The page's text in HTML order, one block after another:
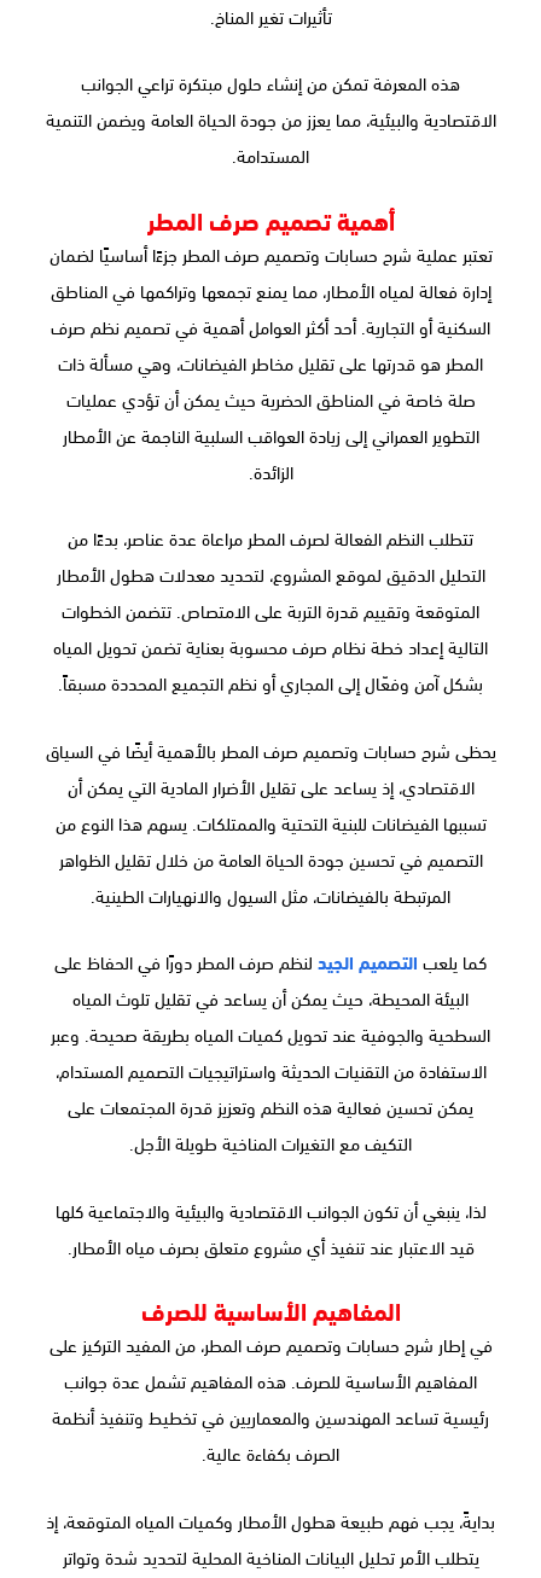
تأثيرات تغير المناخ.
هذه المعرفة تمكن من إنشاء حلول مبتكرة تراعي الجوانب
الاقتصادية والبيئية، مما يعزز من جودة الحياة العامة ويضمن التنمية
المستدامة.
أهمية تصميم صرف المطر
تعتبر عملية شرح حسابات وتصميم صرف المطر جزءًا أساسيًا لضمان
إدارة فعالة لمياه الأمطار، مما يمنع تجمعها وتراكمها في المناطق
السكنية أو التجارية. أحد أكثر العوامل أهمية في تصميم نظم صرف
المطر هو قدرتها على تقليل مخاطر الفيضانات، وهي مسألة ذات
صلة خاصة في المناطق الحضرية حيث يمكن أن تؤدي عمليات
التطوير العمراني إلى زيادة العواقب السلبية الناجمة عن الأمطار
الزائدة.
تتطلب النظم الفعالة لصرف المطر مراعاة عدة عناصر، بدءًا من
التحليل الدقيق لموقع المشروع، لتحديد معدلات هطول الأمطار
المتوقعة وتقييم قدرة التربة على الامتصاص. تتضمن الخطوات
التالية إعداد خطة نظام صرف محسوبة بعناية تضمن تحويل المياه
بشكل آمن وفعّال إلى المجاري أو نظم التجميع المحددة مسبقاً.
يحظى شرح حسابات وتصميم صرف المطر بالأهمية أيضًا في السياق
الاقتصادي، إذ يساعد على تقليل الأضرار المادية التي يمكن أن
تسببها الفيضانات للبنية التحتية والممتلكات. يسهم هذا النوع من
التصميم في تحسين جودة الحياة العامة من خلال تقليل الظواهر
المرتبطة بالفيضانات، مثل السيول والانهيارات الطينية.
كما يلعب التصميم الجيد لنظم صرف المطر دورًا في الحفاظ على
البيئة المحيطة، حيث يمكن أن يساعد في تقليل تلوث المياه
السطحية والجوفية عند تحويل كميات المياه بطريقة صحيحة. وعبر
الاستفادة من التقنيات الحديثة واستراتيجيات التصميم المستدام،
يمكن تحسين فعالية هذه النظم وتعزيز قدرة المجتمعات على
التكيف مع التغيرات المناخية طويلة الأجل.
لذا، ينبغي أن تكون الجوانب الاقتصادية والبيئية والاجتماعية كلها
قيد الاعتبار عند تنفيذ أي مشروع متعلق بصرف مياه الأمطار.
المفاهيم الأساسية للصرف
في إطار شرح حسابات وتصميم صرف المطر، من المفيد التركيز على
المفاهيم الأساسية للصرف. هذه المفاهيم تشمل عدة جوانب
رئيسية تساعد المهندسين والمعماريين في تخطيط وتنفيذ أنظمة
الصرف بكفاءة عالية.
بدايةً، يجب فهم طبيعة هطول الأمطار وكميات المياه المتوقعة، إذ
يتطلب الأمر تحليل البيانات المناخية المحلية لتحديد شدة وتواتر